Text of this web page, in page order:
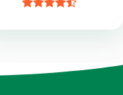
hạng4.45